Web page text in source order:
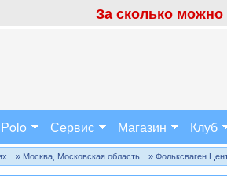
За сколько
Сервис Магазин Клуб
» Москва, Московская область » Фольксваген